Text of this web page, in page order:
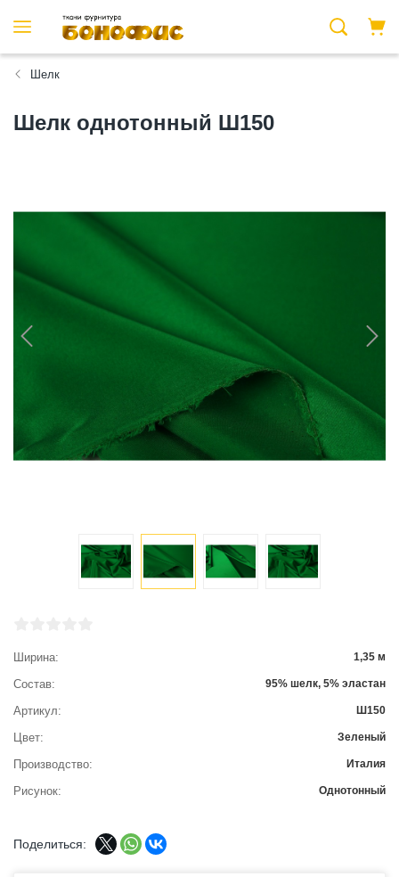
Шелк
Шелк однотонный Ш150
Ширина 1,35 м
Состав 95% шелк, 5% эластан
Артикул Ш150
Цвет Зеленый
Производство Италия
Рисунок Однотонный
Поделиться: